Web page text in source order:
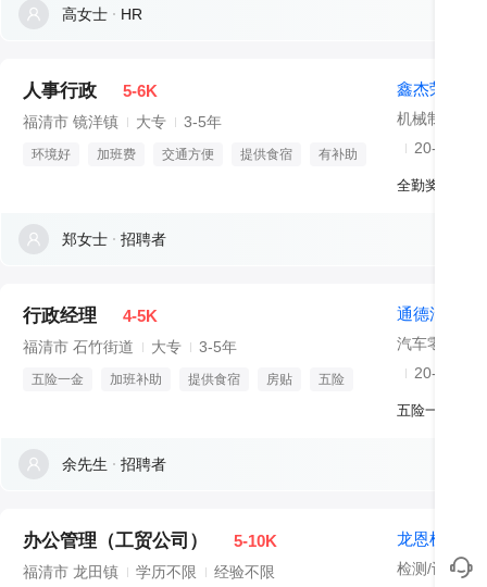
高女士 HR
人事行政 5-6K
福清市 镜洋镇 大专 3-5年
环境好 加班费 交通方便 提供食宿 有补助
鑫杰荣
机械制造/机
20-99人
全勤奖、加班
郑女士 招聘者
行政经理 4-5K
福清市 石竹街道 大专 3-5年
五险一金 加班补助 提供食宿 房贴 五险
通德汽车
汽车零部件
20-99人
五险一金、包
余先生 招聘者
办公管理（工贸公司） 5-10K
福清市 龙田镇 学历不限 经验不限
龙恩机动车
检测/认证